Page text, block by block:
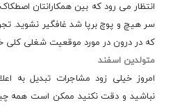
انتظار می رود که بین همکارانتان
سر هیچ و پوچ برپا شد غافگیر نشوید.
که در درون در مورد موقعیت شغلی
متولدین اسفند
امروز خیلی زود مشاجرات تبدیل به
نباشید و دقت نکنید ممکن است همه